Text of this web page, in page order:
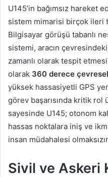
U145’in bağımsız hareket
sistem mimarisi birçok ileri
Bilgisayar görüşü tabanlı
sistemi, aracın
zamanlı olarak tespit
olarak 360 derece
yüksek hassasiyetli GPS
görev başarısında kritik
sayesinde U145; otonom
hassas noktalara iniş ve
insan müdahalesi
Sivil ve Askeri